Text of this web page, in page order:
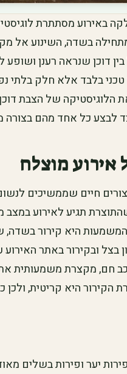
באירוע מסתתרת
בשדה, השינוע אל
דוכן שנראה רענן ושופע
טכני בלבד אלא חלק בלתי
הלוגיסטיקה של הצבת
לבצע כל אחד מהם בצורה
מוצלח
חיים שממשיכים
תגיע לאירוע במצב
היא קירור בשדה,
ובקירור באתר האירוע
חם, מקצרת משמעותית
הקירור היא קריטית,
יער ופירות בשלים